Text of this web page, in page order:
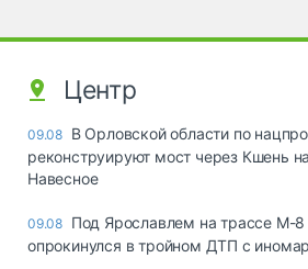
Центр
09.08 В Орловской области по
реконструируют мост через Кшень
Навесное
09.08 Под Ярославлем на трассе М-8
опрокинулся в тройном ДТП с